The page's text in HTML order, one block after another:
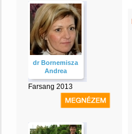
dr Bornemisza
Andrea
Farsang 2013